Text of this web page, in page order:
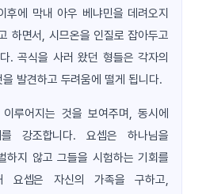
후에 막내 아우 베냐민을 데려오지
하면서, 시므온을 인질로 잡아두고
. 곡식을 사러 왔던 형들은 각자의
발견하고 두려움에 떨게 됩니다.
루어지는 것을 보여주며, 동시에
강조합니다. 요셉은 하나님을
하지 않고 그들을 시험하는 기회를
요셉은 자신의 가족을 구하고,